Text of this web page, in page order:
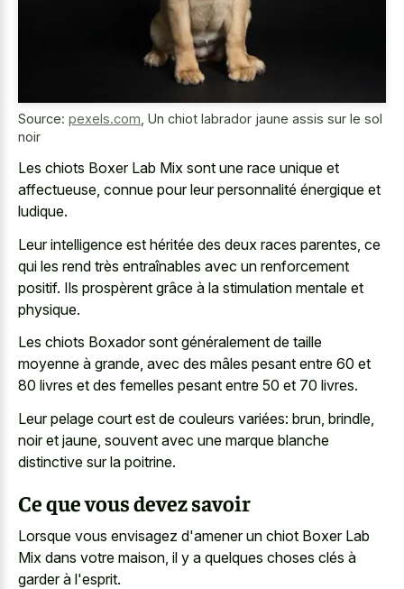
Source: pexels.com Un chiot labrador jaune assis sur le sol
noir
Les chiots Boxer Lab Mix sont une race unique et
affectueuse, connue pour leur personnalité énergique et
ludique.
Leur intelligence est héritée des deux races parentes, ce
qui les rend très entraînables avec un renforcement
positif. Ils prospèrent grâce à la stimulation mentale et
physique.
Les chiots Boxador sont généralement de taille
moyenne à grande, avec des mâles pesant entre 60 et
80 livres et des femelles pesant entre 50 et 70 livres.
Leur pelage court est de couleurs variées: brun, brindle,
noir et jaune, souvent avec une marque blanche
distinctive sur la poitrine.
Ce que vous devez savoir
Lorsque vous envisagez d'amener un chiot Boxer Lab
Mix dans votre maison, il y a quelques choses clés à
garder à l'esprit.